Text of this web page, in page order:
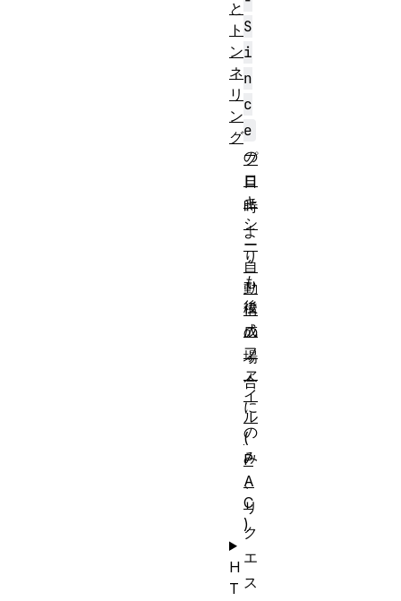
S
i
n
c
e
の
日
時
よ
り
も
後
の
場
合
に
の
み
、
リ
ク
エ
ス
と
ト
ン
ネ
リ
ン
グ
プ
ロ
キ
シ
ー
自
動
構
成
フ
ァ
イ
ル
(
P
A
C
)
H
T